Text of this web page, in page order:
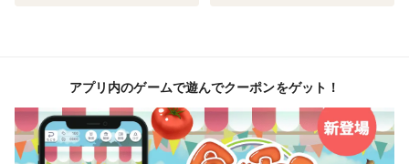
アプリ内のゲームで遊んでクーポンをゲット！